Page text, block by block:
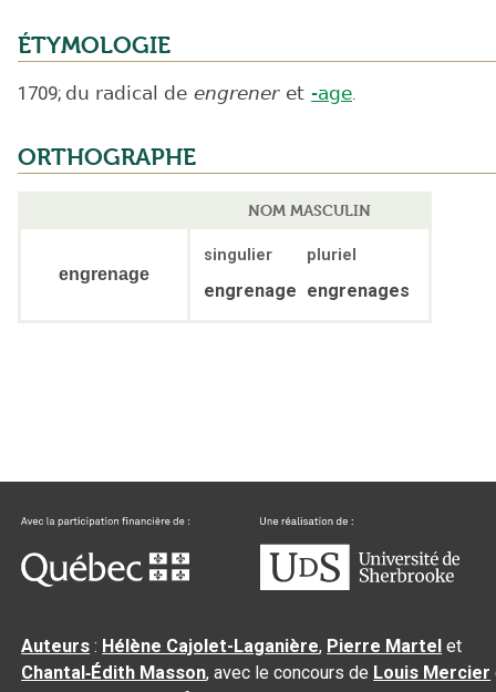
ÉTYMOLOGIE
1709; du radical de engrener et -age.
ORTHOGRAPHE
NOM MASCULIN
engrenage
singulier pluriel
engrenage engrenages
Auteurs : Hélène Cajolet-Laganière, Pierre Martel et
Chantal‑Édith Masson, avec le concours de Louis Mercier